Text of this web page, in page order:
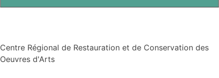
Centre Régional de Restauration et de Conservation des
Oeuvres d'Arts